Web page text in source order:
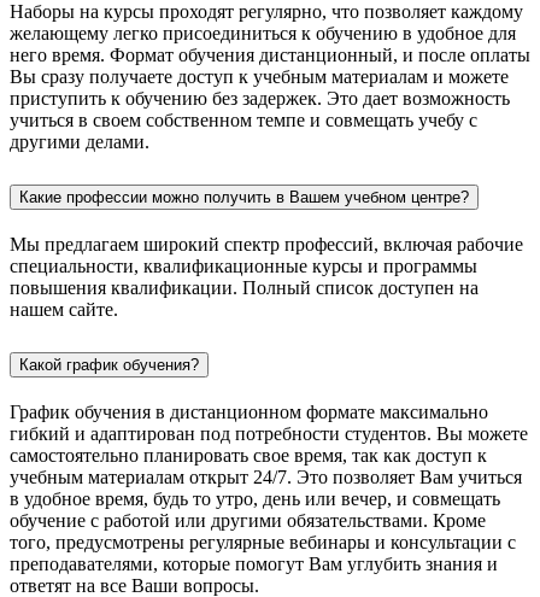
Наборы на курсы проходят регулярно, что позволяет каждому
желающему легко присоединиться к обучению в удобное для
него время. Формат обучения дистанционный, и после оплаты
Вы сразу получаете доступ к учебным материалам и можете
приступить к обучению без задержек. Это дает возможность
учиться в своем собственном темпе и совмещать учебу с
другими делами.
Какие профессии можно получить в Вашем учебном центре?
Мы предлагаем широкий спектр профессий, включая рабочие
специальности, квалификационные курсы и программы
повышения квалификации. Полный список доступен на
нашем сайте.
Какой график обучения?
График обучения в дистанционном формате максимально
гибкий и адаптирован под потребности студентов. Вы можете
самостоятельно планировать свое время, так как доступ к
учебным материалам открыт 24/7. Это позволяет Вам учиться
в удобное время, будь то утро, день или вечер, и совмещать
обучение с работой или другими обязательствами. Кроме
того, предусмотрены регулярные вебинары и консультации с
преподавателями, которые помогут Вам углубить знания и
ответят на все Ваши вопросы.